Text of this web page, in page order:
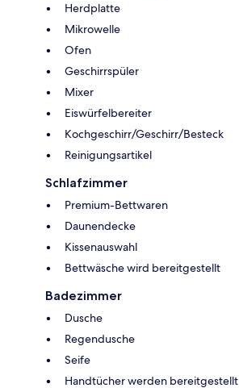
Herdplatte
Mikrowelle
Ofen
Geschirrspüler
Mixer
Eiswürfelbereiter
Kochgeschirr/Geschirr/Besteck
Reinigungsartikel
Schlafzimmer
Premium-Bettwaren
Daunendecke
Kissenauswahl
Bettwäsche wird bereitgestellt
Badezimmer
Dusche
Regendusche
Seife
Handtücher werden bereitgestellt